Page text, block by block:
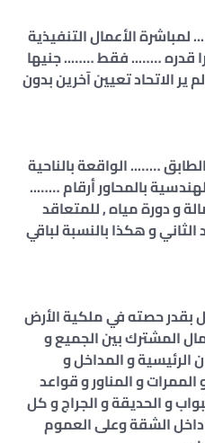
الأعمال التنفيذية
قدره …….. فقط …….. جنيها
ير الاتحاد تعيين آخرين بدون
…….. الواقعة بالناحية
بالمحاور أرقام ……..
و دورة مياه , للمتعاقد
و هكذا بالنسبة لباقي
بقدر حصته في ملكية الأرض
المشترك بين الجميع و
الرئيسية و المداخل و
و المناور و قواعد
و الحديقة و الجراج و كل
داخل الشقة وعلى العموم